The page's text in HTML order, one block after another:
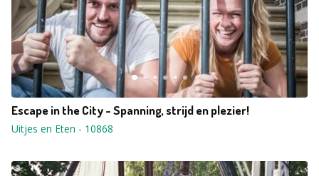
Escape in the City - Spanning, strijd en plezier!
Uitjes en Eten - 10868